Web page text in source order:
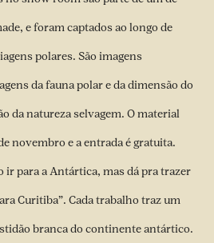
e foram captados ao longo de
polares. São imagens
da fauna polar e da dimensão do
da natureza selvagem. O material
novembro e a entrada é gratuita.
ir para a Antártica, mas dá pra trazer
Curitiba”. Cada trabalho traz um
branca do continente antártico.